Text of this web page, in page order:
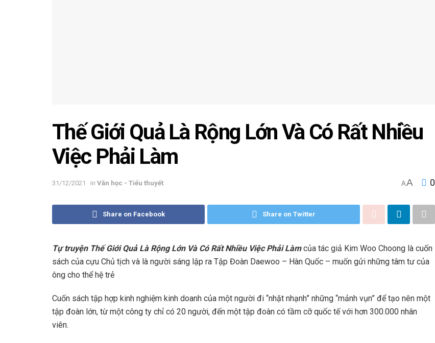
Thế Giới Quả Là Rộng Lớn Và Có Rất Nhiều
Việc Phải Làm
31/12/2021 in Văn học - Tiểu thuyết AA 0
Share on Facebook Share on Twitter
Tự truyện Thế Giới Quả Là Rộng Lớn Và Có Rất Nhiều Việc Phải Làmcủa tác giả Kim Woo Choong là cuốn
sách của cựu Chủ tịch và là người sáng lập ra Tập Đoàn Daewoo – Hàn Quốc – muốn gửi những tâm tư của
ông cho thể hệ trẻ
Cuốn sách tập hợp kinh nghiệm kinh doanh của một người đi “nhặt nhạnh” những “mảnh vụn” để tạo nên một
tập đoàn lớn, từ một công ty chỉ có 20 người, đến một tập đoàn có tầm cỡ quốc tế với hơn 300.000 nhân
viên.